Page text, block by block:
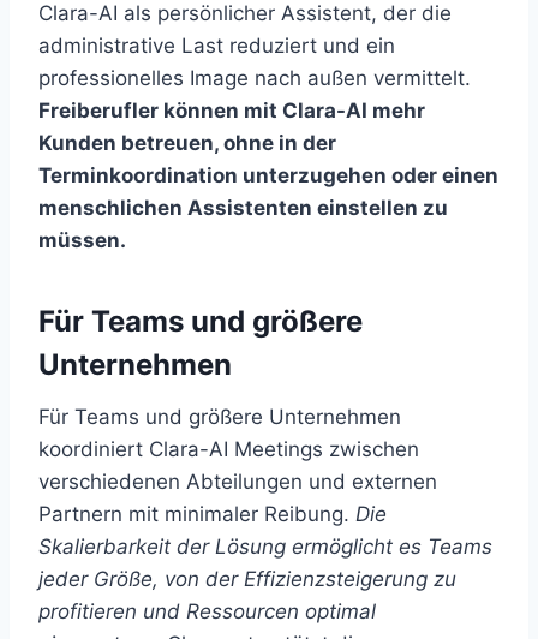
Clara-AI als persönlicher Assistent, der die
administrative Last reduziert und ein
professionelles Image nach außen vermittelt.
Freiberufler können mit Clara-AI mehr
Kunden betreuen, ohne in der
Terminkoordination unterzugehen oder einen
menschlichen Assistenten einstellen zu
müssen.
Für Teams und größere
Unternehmen
Für Teams und größere Unternehmen
koordiniert Clara-AI Meetings zwischen
verschiedenen Abteilungen und externen
Partnern mit minimaler Reibung. Die
Skalierbarkeit der Lösung ermöglicht es Teams
jeder Größe, von der Effizienzsteigerung zu
profitieren und Ressourcen optimal